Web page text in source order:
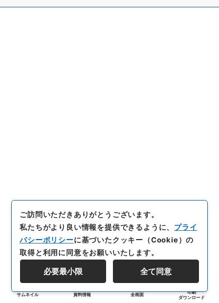
サムネイル 資料情報 全画面
印刷
ダウンロード
ご訪問いただきありがとうございます。
私たちがより良い情報を提供できるように、 プライ
バシーポリシーに基づいたクッキー（Cookie）の
取得と利用に同意をお願いいたします。
必要最小限 全て同意